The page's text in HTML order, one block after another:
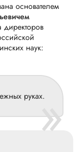
основателем
директоров
наук:
руках.»